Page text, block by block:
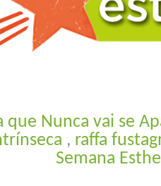
que Nunca vai se
, raffa
Semana